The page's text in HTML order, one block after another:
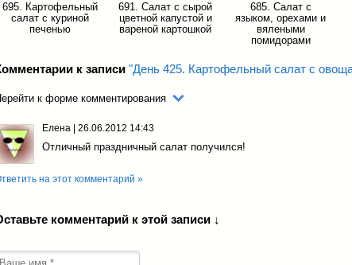
695. Картофельный
салат с куриной
печенью
691. Салат с сырой
цветной капустой и
вареной картошкой
685. Салат с
языком, орехами и
вялеными
помидорами
к записи"День 425. Картофельный салат с
к форме комментирования
Елена |26.06.2012 14:43
Отличный праздничный салат получился!
на этот комментарий »
комментарий к этой записи ↓